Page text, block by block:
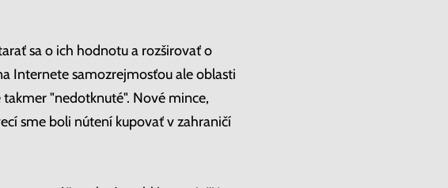
sa o ich hodnotu a rozširovať o
Internete samozrejmosťou ale oblasti
"nedotknuté". Nové mince,
sme boli nútení kupovať v zahraničí